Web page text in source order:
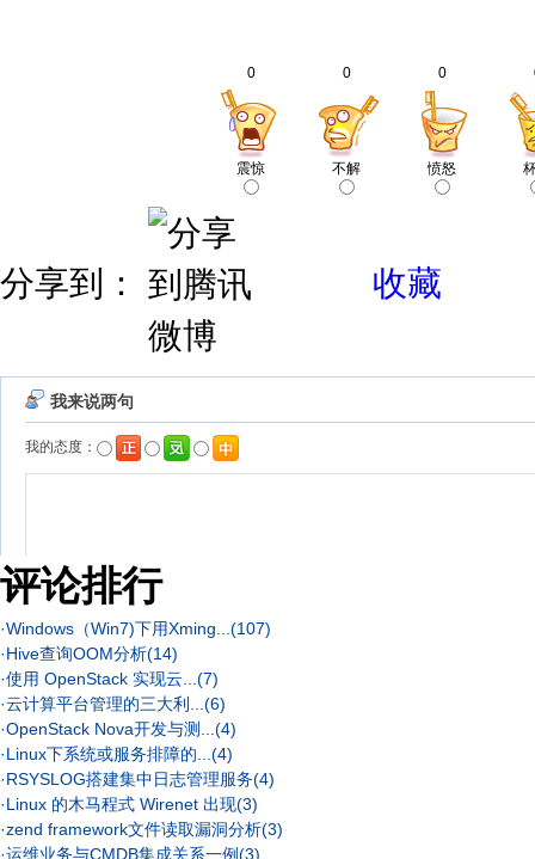
0
震惊
0
不解 愤怒
分享到： 收藏
评论排行
·Windows（Win7)下用Xming...
·Hive查询OOM分析(14)
·使用 OpenStack 实现云...(7)
·云计算平台管理的三大利...(6)
·OpenStack Nova开发与测...(4)
·Linux下系统或服务排障的...(4)
·RSYSLOG搭建集中日志管理服务(4)
·Linux 的木马程式 Wirenet 出现(3)